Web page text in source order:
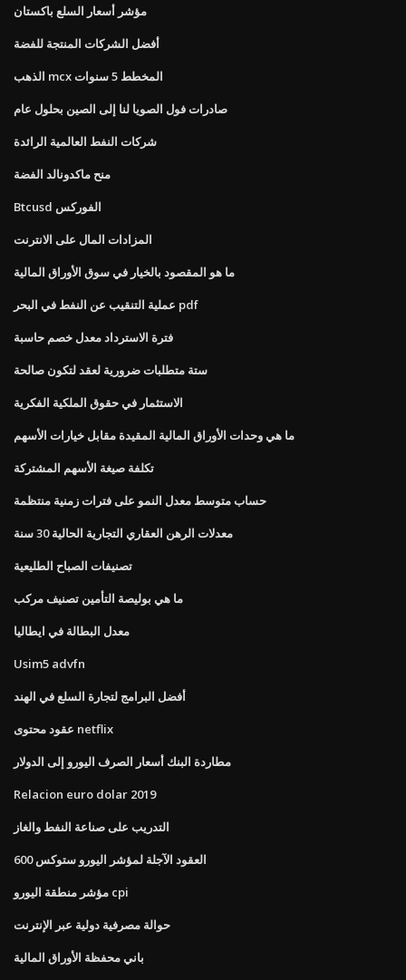
مؤشر أسعار السلع باكستان
أفضل الشركات المنتجة للفضة
الذهب mcx المخطط 5 سنوات
صادرات فول الصويا لنا إلى الصين بحلول عام
شركات النفط العالمية الرائدة
منح ماكدونالد الفضة
Btcusd الفوركس
المزادات المال على الانترنت
ما هو المقصود بالخيار في سوق الأوراق المالية
عملية التنقيب عن النفط في البحر pdf
فترة الاسترداد معدل خصم حاسبة
ستة متطلبات ضرورية لعقد لتكون صالحة
الاستثمار في حقوق الملكية الفكرية
ما هي وحدات الأوراق المالية المقيدة مقابل خيارات الأسهم
تكلفة صيغة الأسهم المشتركة
حساب متوسط ​​معدل النمو على فترات زمنية منتظمة
معدلات الرهن العقاري التجارية الحالية 30 سنة
تصنيفات الصباح الطليعية
ما هي بوليصة التأمين تصنيف مركب
معدل البطالة في ايطاليا
Usim5 advfn
أفضل البرامج لتجارة السلع في الهند
عقود محتوى netflix
مطاردة البنك أسعار الصرف اليورو إلى الدولار
Relacion euro dolar 2019
التدريب على صناعة النفط والغاز
العقود الآجلة لمؤشر اليورو ستوكس 600
مؤشر منطقة اليورو cpi
حوالة مصرفية دولية عبر الإنترنت
باني محفظة الأوراق المالية